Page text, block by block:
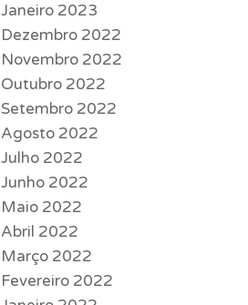
Janeiro 2023
Dezembro 2022
Novembro 2022
Outubro 2022
Setembro 2022
Agosto 2022
Julho 2022
Junho 2022
Maio 2022
Abril 2022
Março 2022
Fevereiro 2022